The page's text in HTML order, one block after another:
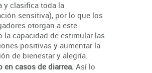
y clasifica toda la
sensitiva), por lo que los
otorgan a este
la capacidad de estimular las
positivas y aumentar la
de bienestar y alegría.
en casos de diarrea. Así lo